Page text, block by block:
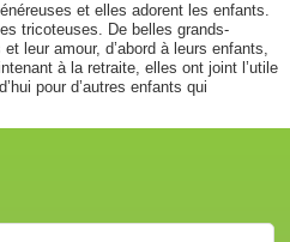
et elles adorent les enfants.
tricoteuses. De belles grands-
leur amour, d’abord à leurs enfants,
à la retraite, elles ont joint l’utile
pour d’autres enfants qui